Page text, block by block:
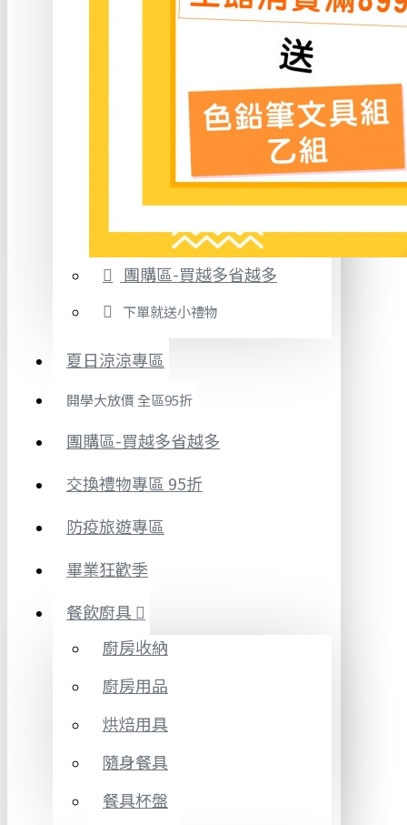
團購區-買越多省越多
下單就送小禮物
夏日涼涼專區
開學大放價 全區95折
團購區-買越多省越多
交換禮物專區 95折
防疫旅遊專區
畢業狂歡季
餐飲廚具
廚房收納
廚房用品
烘焙用具
隨身餐具
餐具杯盤